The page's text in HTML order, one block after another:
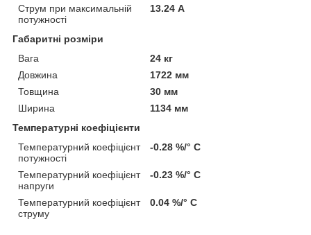
Струм при максимальній
потужності
13.24 А
Габаритні розміри
Вага
24 кг
Довжина
1722 мм
Товщина
30 мм
Ширина
1134 мм
Температурні коефіцієнти
Температурний коефіцієнт
потужності
-0.28 %/° С
Температурний коефіцієнт
напруги
-0.23 %/° С
Температурний коефіцієнт
струму
0.04 %/° С